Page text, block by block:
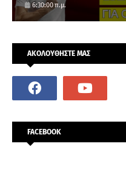
6:30:00 π.μ.
ΑΚΟΛΟΥΘΗΣΤΕ ΜΑΣ
FACEBOOK